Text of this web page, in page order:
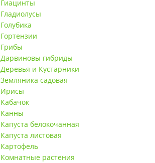
Гиацинты
Гладиолусы
Голубика
Гортензии
Грибы
Дарвиновы гибриды
Деревья и Кустарники
Земляника садовая
Ирисы
Кабачок
Канны
Капуста белокочанная
Капуста листовая
Картофель
Комнатные растения